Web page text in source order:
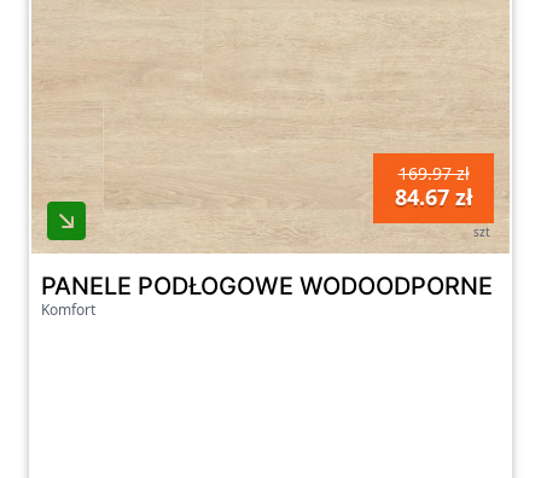
169.97 zł
84.67 zł
szt
PANELE PODŁOGOWE WODOODPORNE
Komfort